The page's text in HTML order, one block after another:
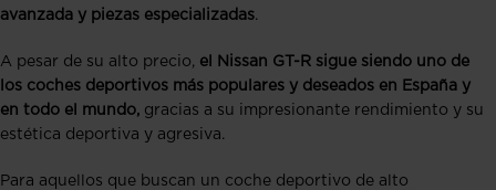
avanzada y piezas especializadas.
A pesar de su alto precio, el Nissan GT-R sigue siendo uno de
los coches deportivos más populares y deseados en España y
en todo el mundo, gracias a su impresionante rendimiento y su
estética deportiva y agresiva.
Para aquellos que buscan un coche deportivo de alto